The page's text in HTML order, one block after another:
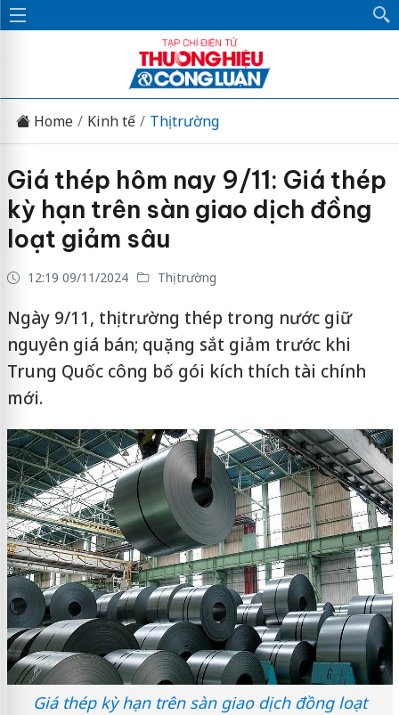
Home Kinh tế Thị trường
Giá thép hôm nay 9/11: Giá thép
kỳ hạn trên sàn giao dịch đồng
loạt giảm sâu
12:19 09/11/2024 Thị trường
Ngày 9/11, thị trường thép trong nước giữ
nguyên giá bán; quặng sắt giảm trước khi
Trung Quốc công bố gói kích thích tài chính
mới.
Giá thép kỳ hạn trên sàn giao dịch đồng loạt